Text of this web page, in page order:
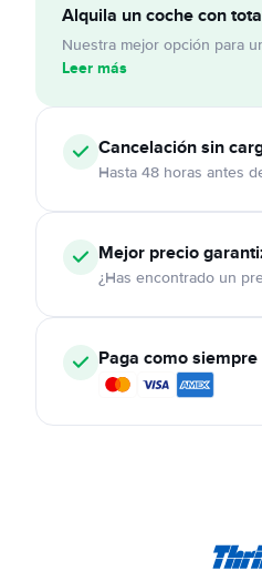
Alquila un coche con
Nuestra mejor opción para
Leer más
Cancelaciónsin
Hasta 48 horas antes
Mejor precio
¿Has encontrado un
Paga como